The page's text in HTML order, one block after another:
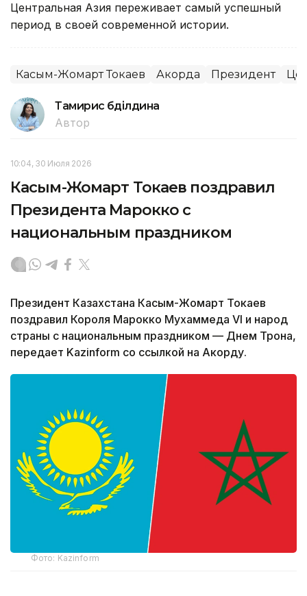
Центральная Азия переживает самый успешный
период в своей современной истории.
Касым-Жомарт Токаев Акорда Президент
Тамирис Әбділдина
Автор
10:04, 30 Июля 2026
Касым-Жомарт Токаев поздравил
Президента Марокко с
национальным праздником
Президент Казахстана Касым-Жомарт Токаев
поздравил Короля Марокко Мухаммеда VI и народ
страны с национальным праздником — Днем Трона,
передает Kazinform со ссылкой на Акорду.
Фото: Kazinform